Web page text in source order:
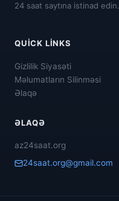
24 saat saytına istinad edin.
QUICK LINKS
Gizlilik Siyasəti
Məlumatların Silinməsi
Əlaqə
ƏLAQƏ
az24saat.org
24saat.org@gmail.com